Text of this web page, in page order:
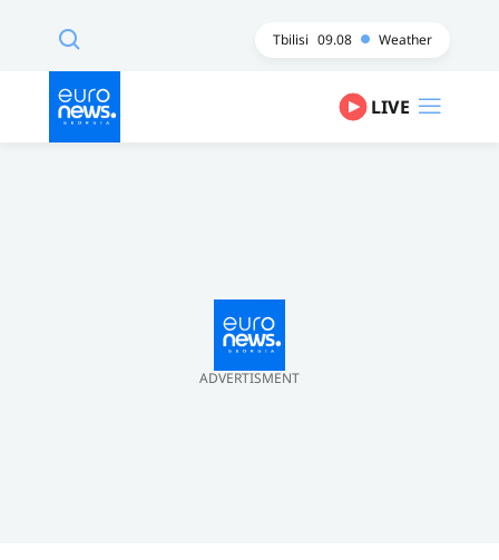
Tbilisi 09.08 Weather
LIVE
ADVERTISMENT